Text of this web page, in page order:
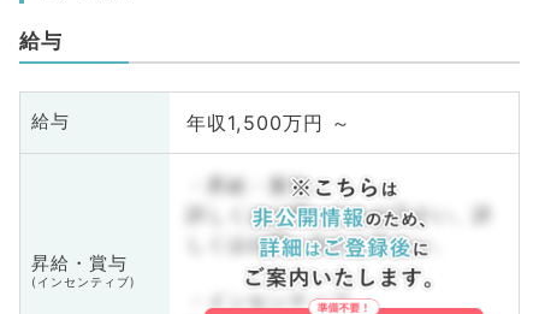
給与
給与 年収1,500万円 ～
昇給・賞与
(インセンティブ)
・昇給・賞与
詳しくはお問い合わせ下さい。詳
しくはお問い合わせ下さい。
・インセンティブ